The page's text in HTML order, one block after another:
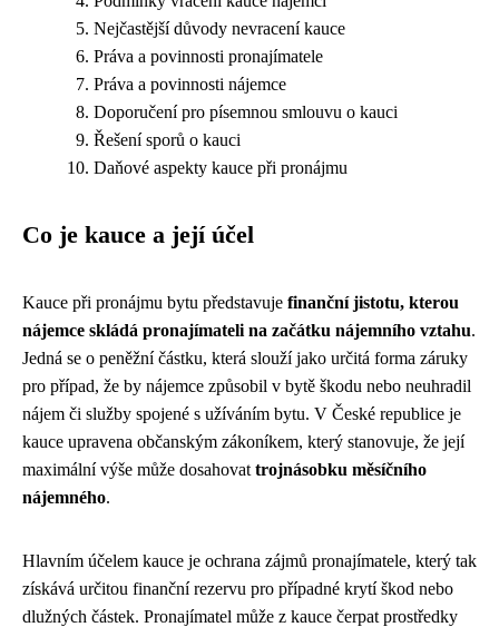
Nejčastější důvody nevracení kauce
Práva a povinnosti pronajímatele
Práva a povinnosti nájemce
Doporučení pro písemnou smlouvu o kauci
Řešení sporů o kauci
Daňové aspekty kauce při pronájmu
Co je kauce a její účel
Kauce při pronájmu bytu představuje finanční jistotu, kterou
nájemce skládá pronajímateli na začátku nájemního vztahu.
Jedná se o peněžní částku, která slouží jako určitá forma záruky
pro případ, že by nájemce způsobil v bytě škodu nebo neuhradil
nájem či služby spojené s užíváním bytu. V České republice je
kauce upravena občanským zákoníkem, který stanovuje, že její
maximální výše může dosahovat trojnásobku měsíčního
nájemného.
Hlavním účelem kauce je ochrana zájmů pronajímatele, který tak
získává určitou finanční rezervu pro případné krytí škod nebo
dlužných částek. Pronajímatel může z kauce čerpat prostředky